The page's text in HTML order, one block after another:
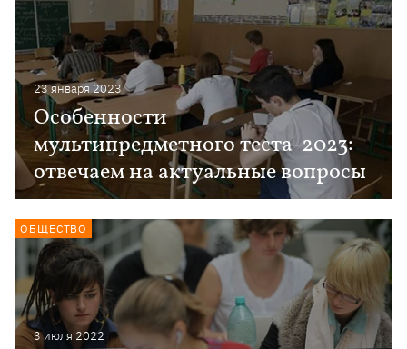
23 января 2023
Особенности
мультипредметного теста-2023:
отвечаем на актуальные вопросы
3 июля 2022
ОБЩЕСТВО